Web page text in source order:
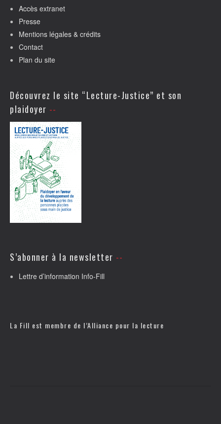
Accès extranet
Presse
Mentions légales & crédits
Contact
Plan du site
Découvrez le site “Lecture-Justice” et son
plaidoyer
S’abonner à la newsletter
Lettre d’information Info-Fill
La Fill est membre de l’Alliance pour la lecture